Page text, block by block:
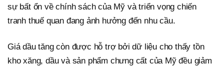
sự bất ổn về chính sách của Mỹ và triển vọng chiến
tranh thuế quan đang ảnh hưởng đến nhu cầu.
Giá dầu tăng còn được hỗ trợ bởi dữ liệu cho thấy tồn
kho xăng, dầu và sản phẩm chưng cất của Mỹ đều giảm